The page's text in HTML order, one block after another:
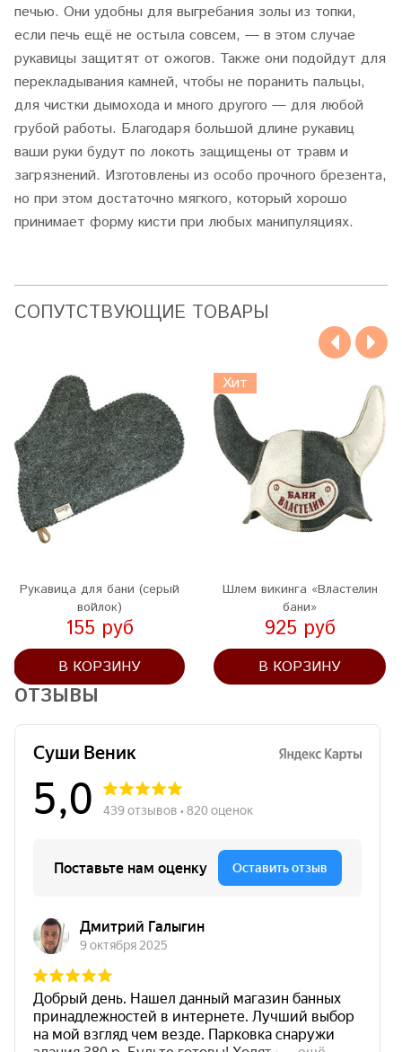
печью. Они удобны для выгребания золы из топки,
если печь ещё не остыла совсем, — в этом случае
рукавицы защитят от ожогов. Также они подойдут для
перекладывания камней, чтобы не поранить пальцы,
для чистки дымохода и много другого — для любой
грубой работы. Благодаря большой длине рукавиц
ваши руки будут по локоть защищены от травм и
загрязнений. Изготовлены из особо прочного брезента,
но при этом достаточно мягкого, который хорошо
принимает форму кисти при любых манипуляциях.
CОПУТСТВУЮЩИЕ ТОВАРЫ
Рукавица для бани (серый
войлок)
155 руб
В КОРЗИНУ
Хит
Шлем викинга «Властелин
бани»
925 руб
В КОРЗИНУ
ОТЗЫВЫ